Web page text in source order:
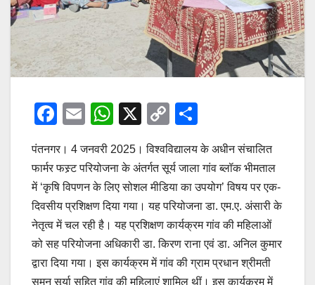
F
c
e
b
o
o
k
E
ail
W
at
s
A
p
p
X
C
p
y
Li
n
k
h
ar
e
पंतनगर। 4 जनवरी 2025। विश्वविद्यालय के अधीन संचालित
फार्मर फस्र्ट परियोजना के अंतर्गत सूर्य जाला गांव ब्लॉक भीमताल
में ‘कृषि विपणन के लिए सोशल मीडिया का उपयोग’ विषय पर एक-
दिवसीय प्रशिक्षण दिया गया। यह परियोजना डा. एम.ए. अंसारी के
नेतृत्व में चल रही है। यह प्रशिक्षण कार्यक्रम गांव की महिलाओं
को सह परियोजना अधिकारी डा. किरण राना एवं डा. अनिल कुमार
द्वारा दिया गया। इस कार्यक्रम में गांव की ग्राम प्रधान श्रीमती
सुमन सूर्या सहित गांव की महिलाएं शामिल थीं। इस कार्यक्रम में